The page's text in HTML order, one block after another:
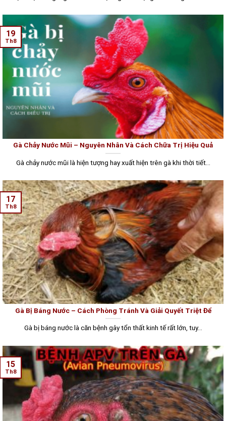
Gà Chảy Nước Mũi – Nguyên Nhân Và Cách Chữa Trị Hiệu Quả
Gà chảy nước mũi là hiện tượng hay xuất hiện trên gà khi thời tiết...
19
Th8
Gà Bị Báng Nước – Cách Phòng Tránh Và Giải Quyết Triệt Để
Gà bị báng nước là căn bệnh gây tổn thất kinh tế rất lớn, tuy...
17
Th8
15
Th8